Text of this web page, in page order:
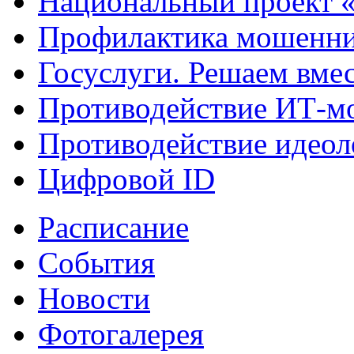
Профилактика
Госуслуги. Решаем
Противодействие ИТ-
Противодействие
Цифровой ID
Расписание
События
Новости
Фотогалерея